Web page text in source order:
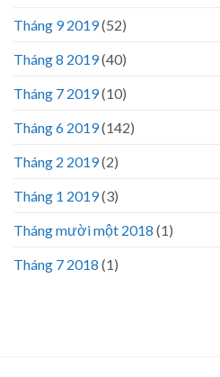
Tháng 9 2019(52)
Tháng 8 2019(40)
Tháng 7 2019(10)
Tháng 6 2019(142)
Tháng 2 2019(2)
Tháng 1 2019(3)
Tháng mười một 2018 (1)
Tháng 7 2018 (1)